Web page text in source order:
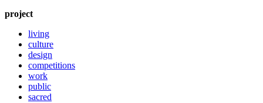
project
living
culture
design
competitions
work
public
sacred